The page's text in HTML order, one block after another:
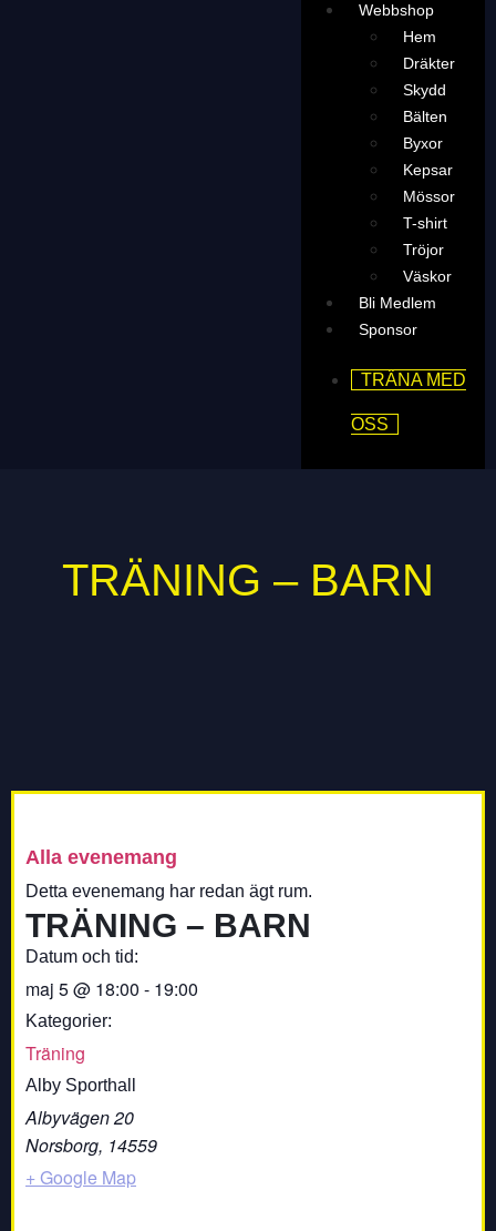
Webbshop
Hem
Dräkter
Skydd
Bälten
Byxor
Kepsar
Mössor
T-shirt
Tröjor
Väskor
Bli Medlem
Sponsor
TRÄNA MED
OSS
TRÄNING – BARN
Alla evenemang
Detta evenemang har redan ägt rum.
TRÄNING – BARN
Datum och tid:
maj 5@ 18:00 - 19:00
Kategorier:
Träning
Alby Sporthall
Albyvägen 20
Norsborg, 14559
+ Google Map